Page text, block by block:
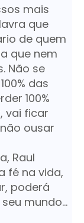
mais
que
de quem
que nem
Não se
das
100%
vai ficar
ousar
Raul
fé na vida,
poderá
mundo...